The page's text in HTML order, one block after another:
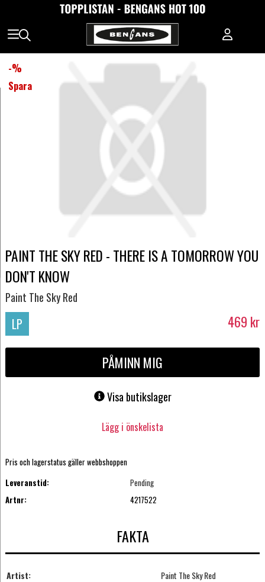
-%
Spara
PAINT THE SKY RED - THERE IS A TOMORROW YOU
DON'T KNOW
Paint The Sky Red
LP 469 kr
PÅMINN MIG
Visa butikslager
Lägg i önskelista
Pris och lagerstatus gäller webbshoppen
Leveranstid:
Pending
Artnr:
4217522
FAKTA
Artist:
Paint The Sky Red